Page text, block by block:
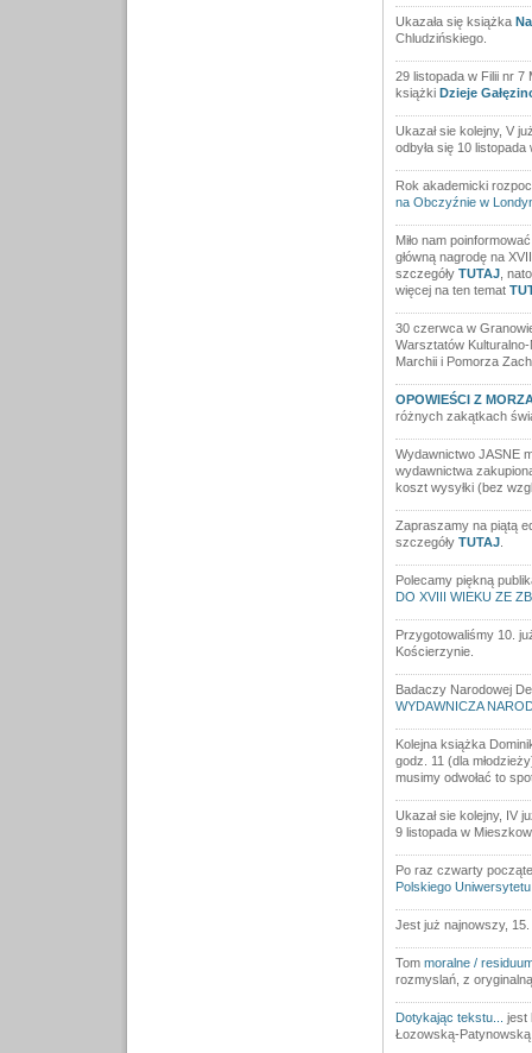
Ukazała się książka
Chludzińskiego.
29 listopada w Filii nr 7
książki Dzieje
Ukazał sie kolejny, V
odbyła się 10
Rok akademicki
na Obczyźnie w
Miło nam
główną nagrodę na
szczegóły TUTAJ,
więcej na ten temat
30 czerwca w
Warsztatów
Marchii i Pomorza
OPOWIEŚCI Z
różnych zakątkach
Wydawnictwo JASNE
wydawnictwa
koszt wysyłki (bez
Zapraszamy na piątą
szczegóły TUTAJ.
Polecamy piękną
DO XVIII WIEKU ZE
Przygotowaliśmy 10.
Kościerzynie.
Badaczy Narodowej
WYDAWNICZA
Kolejna książka
godz. 11 (dla
musimy odwołać to
Ukazał sie kolejny, IV
9 listopada w
Po raz czwarty
Polskiego
Jest już najnowszy,
Tom moralne /
rozmyslań, z
Dotykając tekstu...
jest
Łozowską-Patynowską